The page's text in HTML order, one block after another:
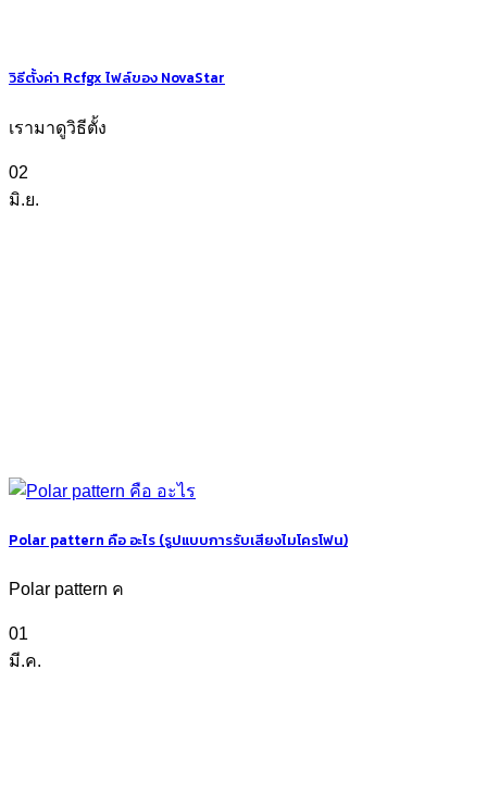
วิธีตั้งค่า Rcfgx ไฟล์ของ NovaStar
เรามาดูวิธีตั้ง
02
มิ.ย.
Polar pattern คือ อะไร (รูปแบบการรับเสียงไมโครโฟน)
Polar pattern ค
01
มี.ค.